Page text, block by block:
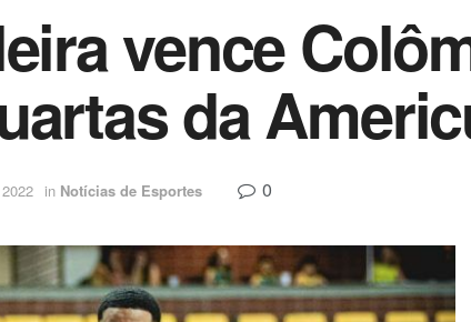
vence
da
in Notícias de Esportes 0